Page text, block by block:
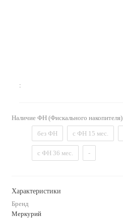
:
Наличие ФН (Фискального накопителя)
без ФН с ФН 15 мес.
с ФН 36 мес. -
Характеристики
Бренд
Меркурий